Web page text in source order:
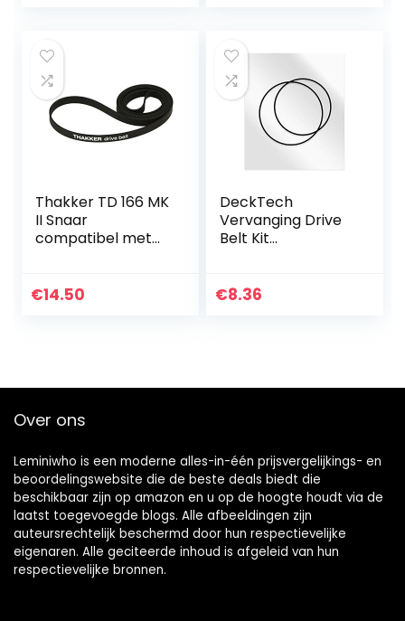
Thakker TD 166 MK
II Snaar
compatibel met
Platenspeler Belt
€14.50
DeckTech
Vervanging Drive
Belt Kit
WM34 WM 34
€8.36
Over ons
Leminiwho is een moderne alles-in-één prijsvergelijkings- en
beoordelingswebsite die de beste deals biedt die
beschikbaar zijn op amazon en u op de hoogte houdt via de
laatst toegevoegde blogs. Alle afbeeldingen zijn
auteursrechtelijk beschermd door hun respectievelijke
eigenaren. Alle geciteerde inhoud is afgeleid van hun
respectievelijke bronnen.